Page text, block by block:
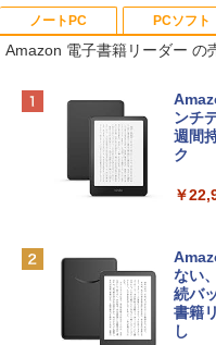
ノートPC
プ搭
e
レイ
ィゴ
￥
ンケ
PCソフト
定バ
イン
ライ
￥
4(最
￥
生成
￥
出す
ズ (
￥480
Amazon 電子書籍リーダー の
ンチ
週間
ク
￥
ない
続バ
書籍
し